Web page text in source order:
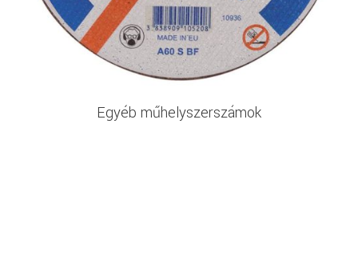
Egyéb műhelyszerszámok